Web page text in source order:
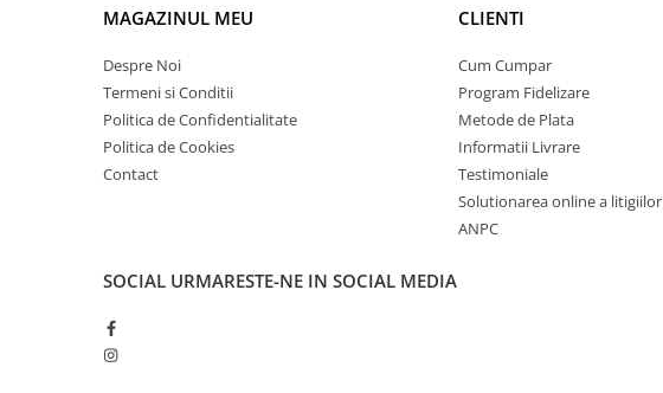
MAGAZINUL MEU
Despre Noi
Termeni si Conditii
Politica de Confidentialitate
Politica de Cookies
Contact
CLIENTI
Cum Cumpar
Program Fidelizare
Metode de Plata
Informatii Livrare
Testimoniale
Solutionarea online a litigiilor
ANPC
SOCIAL URMARESTE-NE IN SOCIAL MEDIA